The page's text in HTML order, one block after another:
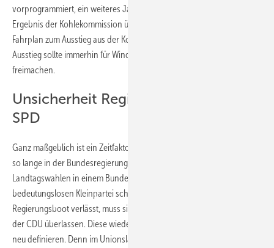
vorprogrammiert, ein weiteres Jahr lang. Das dürfte dann auch das
Ergebnis der Kohlekommission überlagern, die Ende 2018 einen
Fahrplan zum Ausstieg aus der Kohlekraft vorschlagen soll. Dieser
Ausstieg sollte immerhin für Windkraft und PV wieder Netzkapazitäten
freimachen.
Unsicherheit Regierungsbeteiligung
SPD
Ganz maßgeblich ist ein Zeitfaktor: Wer garantiert denn, dass die SPD
so lange in der Bundesregierung noch durchhält, während sie nach
Landtagswahlen in einem Bundesland nach dem anderen zur
bedeutungslosen Kleinpartei schrumpft. Falls die SPD aber das
Regierungsboot verlässt, muss sie das Aushandeln der offenen Fragen
der CDU überlassen. Diese wiederum könnte ihre Positionen radikal
neu definieren. Denn im Unionslager droht ein radikaler